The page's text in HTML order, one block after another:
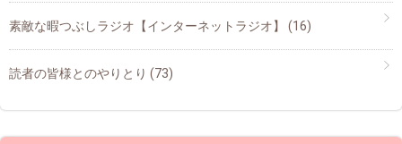
素敵な暇つぶしラジオ【インターネットラジオ】 (16)
読者の皆様とのやりとり (73)